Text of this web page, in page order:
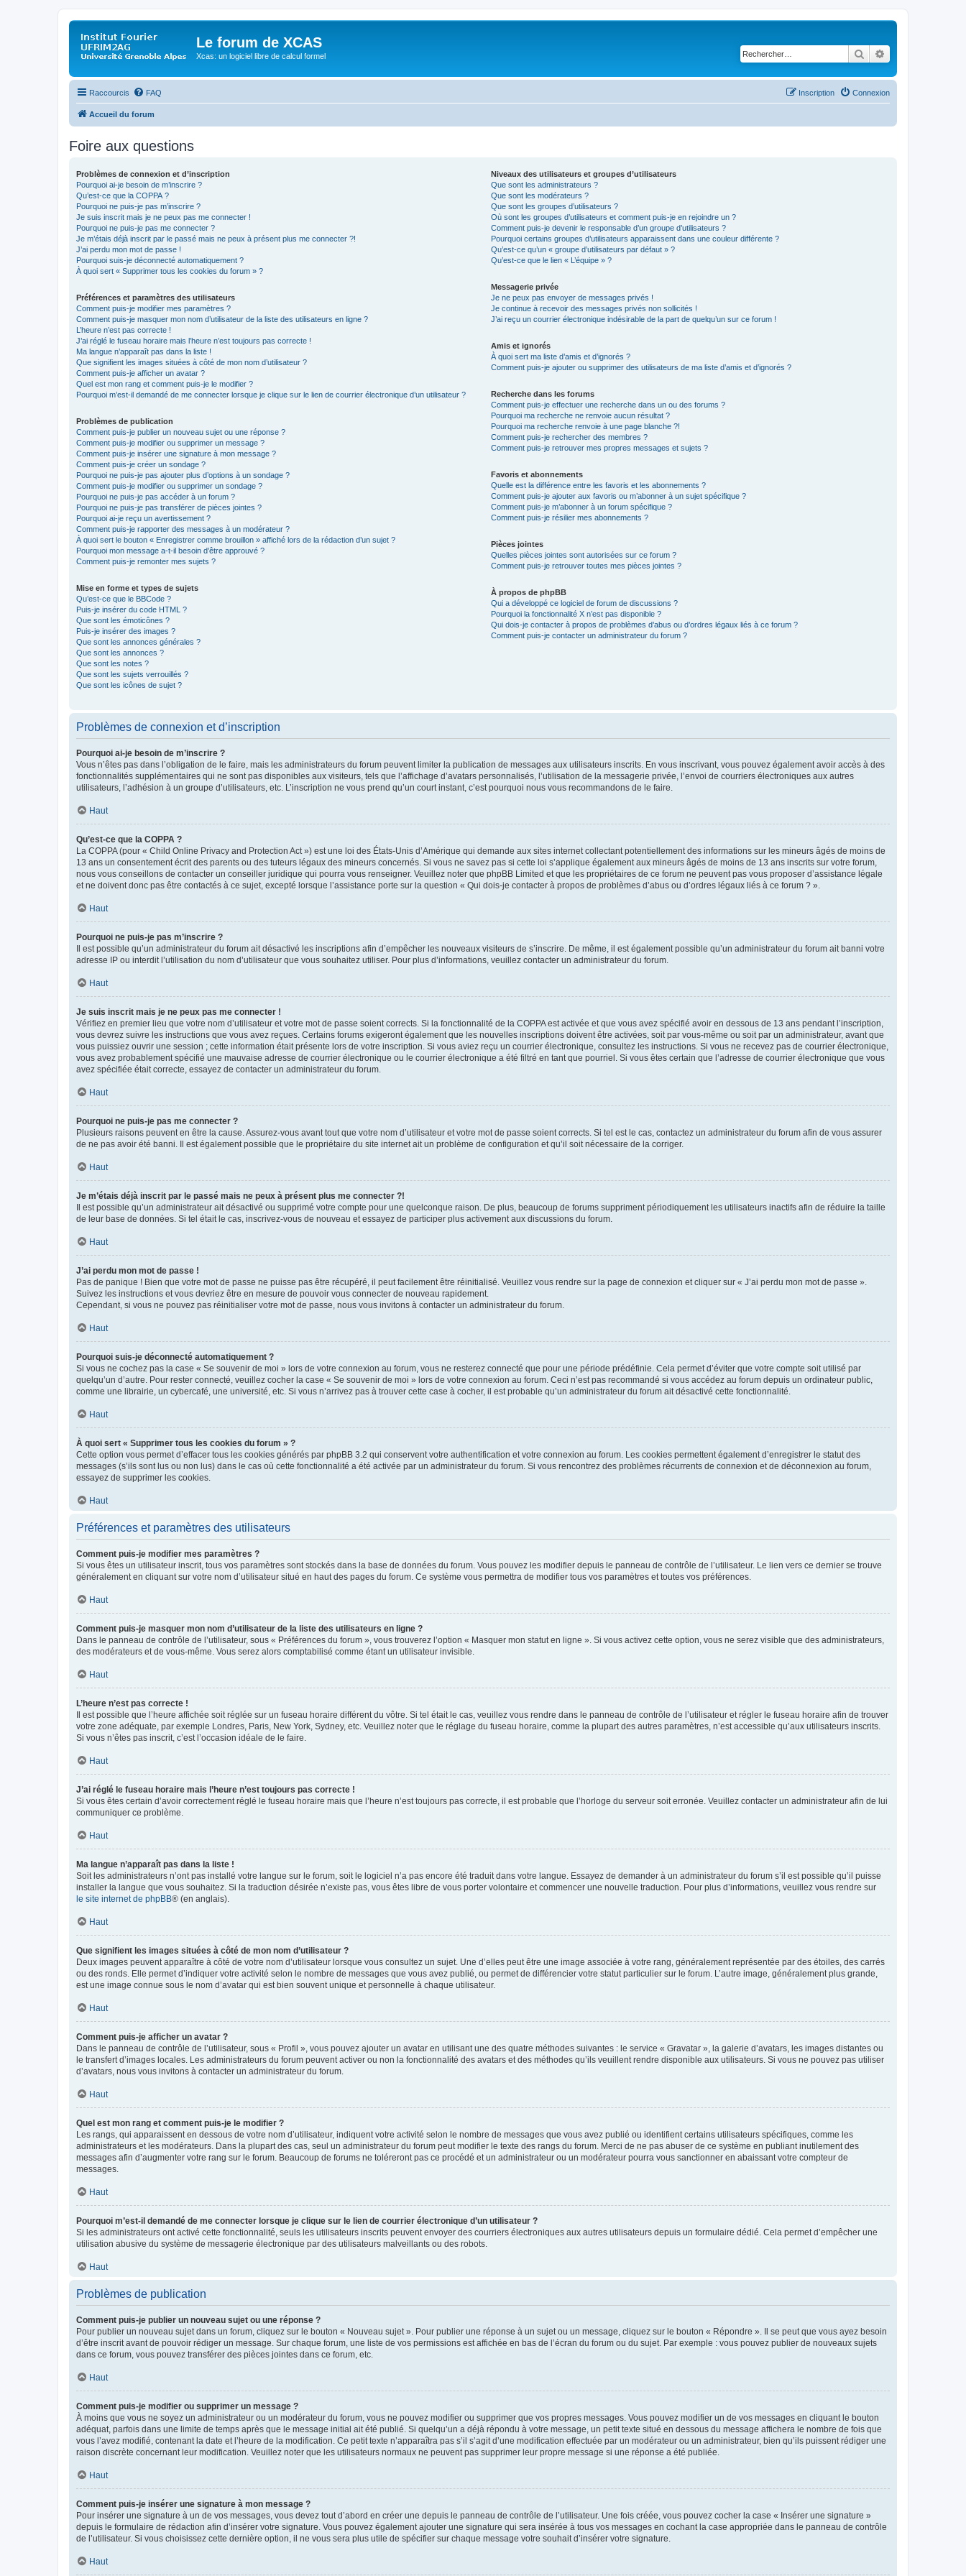
Le forum de XCAS
Xcas: un logiciel libre de calcul formel Rechercher
Raccourcis FAQ Connexion
Inscription
Accueil du forum
Foire aux questions
Problèmes de connexion et d’inscription
Pourquoi ai-je besoin de m’inscrire ?
Qu’est-ce que la COPPA ?
Pourquoi ne puis-je pas m’inscrire ?
Je suis inscrit mais je ne peux pas me connecter !
Pourquoi ne puis-je pas me connecter ?
Je m’étais déjà inscrit par le passé mais ne peux à présent plus me connecter ?!
J’ai perdu mon mot de passe !
Pourquoi suis-je déconnecté automatiquement ?
À quoi sert « Supprimer tous les cookies du forum » ?
Préférences et paramètres des utilisateurs
Comment puis-je modifier mes paramètres ?
Comment puis-je masquer mon nom d’utilisateur de la liste des utilisateurs en ligne ?
L’heure n’est pas correcte !
J’ai réglé le fuseau horaire mais l’heure n’est toujours pas correcte !
Ma langue n’apparaît pas dans la liste !
Que signifient les images situées à côté de mon nom d’utilisateur ?
Comment puis-je afficher un avatar ?
Quel est mon rang et comment puis-je le modifier ?
Pourquoi m’est-il demandé de me connecter lorsque je clique sur le lien de courrier électronique d’un utilisateur ?
Problèmes de publication
Comment puis-je publier un nouveau sujet ou une réponse ?
Comment puis-je modifier ou supprimer un message ?
Comment puis-je insérer une signature à mon message ?
Comment puis-je créer un sondage ?
Pourquoi ne puis-je pas ajouter plus d’options à un sondage ?
Comment puis-je modifier ou supprimer un sondage ?
Pourquoi ne puis-je pas accéder à un forum ?
Pourquoi ne puis-je pas transférer de pièces jointes ?
Pourquoi ai-je reçu un avertissement ?
Comment puis-je rapporter des messages à un modérateur ?
À quoi sert le bouton « Enregistrer comme brouillon » affiché lors de la rédaction d’un sujet ?
Pourquoi mon message a-t-il besoin d’être approuvé ?
Comment puis-je remonter mes sujets ?
Mise en forme et types de sujets
Qu’est-ce que le BBCode ?
Puis-je insérer du code HTML ?
Que sont les émoticônes ?
Puis-je insérer des images ?
Que sont les annonces générales ?
Que sont les annonces ?
Que sont les notes ?
Que sont les sujets verrouillés ?
Que sont les icônes de sujet ?
Niveaux des utilisateurs et groupes d’utilisateurs
Que sont les administrateurs ?
Que sont les modérateurs ?
Que sont les groupes d’utilisateurs ?
Où sont les groupes d’utilisateurs et comment puis-je en rejoindre un ?
Comment puis-je devenir le responsable d’un groupe d’utilisateurs ?
Pourquoi certains groupes d’utilisateurs apparaissent dans une couleur différente ?
Qu’est-ce qu’un « groupe d’utilisateurs par défaut » ?
Qu’est-ce que le lien « L’équipe » ?
Messagerie privée
Je ne peux pas envoyer de messages privés !
Je continue à recevoir des messages privés non sollicités !
J’ai reçu un courrier électronique indésirable de la part de quelqu’un sur ce forum !
Amis et ignorés
À quoi sert ma liste d’amis et d’ignorés ?
Comment puis-je ajouter ou supprimer des utilisateurs de ma liste d’amis et d’ignorés ?
Recherche dans les forums
Comment puis-je effectuer une recherche dans un ou des forums ?
Pourquoi ma recherche ne renvoie aucun résultat ?
Pourquoi ma recherche renvoie à une page blanche ?!
Comment puis-je rechercher des membres ?
Comment puis-je retrouver mes propres messages et sujets ?
Favoris et abonnements
Quelle est la différence entre les favoris et les abonnements ?
Comment puis-je ajouter aux favoris ou m’abonner à un sujet spécifique ?
Comment puis-je m’abonner à un forum spécifique ?
Comment puis-je résilier mes abonnements ?
Pièces jointes
Quelles pièces jointes sont autorisées sur ce forum ?
Comment puis-je retrouver toutes mes pièces jointes ?
À propos de phpBB
Qui a développé ce logiciel de forum de discussions ?
Pourquoi la fonctionnalité X n’est pas disponible ?
Qui dois-je contacter à propos de problèmes d’abus ou d’ordres légaux liés à ce forum ?
Comment puis-je contacter un administrateur du forum ?
Problèmes de connexion et d’inscription
Pourquoi ai-je besoin de m’inscrire ?
Vous n’êtes pas dans l’obligation de le faire, mais les administrateurs du forum peuvent limiter la publication de messages aux utilisateurs inscrits. En vous inscrivant, vous pouvez également avoir accès à des
fonctionnalités supplémentaires qui ne sont pas disponibles aux visiteurs, tels que l’affichage d’avatars personnalisés, l’utilisation de la messagerie privée, l’envoi de courriers électroniques aux autres
utilisateurs, l’adhésion à un groupe d’utilisateurs, etc. L’inscription ne vous prend qu’un court instant, c’est pourquoi nous vous recommandons de le faire.
Haut
Qu’est-ce que la COPPA ?
La COPPA (pour « Child Online Privacy and Protection Act ») est une loi des États-Unis d’Amérique qui demande aux sites internet collectant potentiellement des informations sur les mineurs âgés de moins de
13 ans un consentement écrit des parents ou des tuteurs légaux des mineurs concernés. Si vous ne savez pas si cette loi s’applique également aux mineurs âgés de moins de 13 ans inscrits sur votre forum,
nous vous conseillons de contacter un conseiller juridique qui pourra vous renseigner. Veuillez noter que phpBB Limited et que les propriétaires de ce forum ne peuvent pas vous proposer d’assistance légale
et ne doivent donc pas être contactés à ce sujet, excepté lorsque l’assistance porte sur la question « Qui dois-je contacter à propos de problèmes d’abus ou d’ordres légaux liés à ce forum ? ».
Haut
Pourquoi ne puis-je pas m’inscrire ?
Il est possible qu’un administrateur du forum ait désactivé les inscriptions afin d’empêcher les nouveaux visiteurs de s’inscrire. De même, il est également possible qu’un administrateur du forum ait banni votre
adresse IP ou interdit l’utilisation du nom d’utilisateur que vous souhaitez utiliser. Pour plus d’informations, veuillez contacter un administrateur du forum.
Haut
Je suis inscrit mais je ne peux pas me connecter !
Vérifiez en premier lieu que votre nom d’utilisateur et votre mot de passe soient corrects. Si la fonctionnalité de la COPPA est activée et que vous avez spécifié avoir en dessous de 13 ans pendant l’inscription,
vous devrez suivre les instructions que vous avez reçues. Certains forums exigeront également que les nouvelles inscriptions doivent être activées, soit par vous-même ou soit par un administrateur, avant que
vous puissiez ouvrir une session ; cette information était présente lors de votre inscription. Si vous aviez reçu un courrier électronique, consultez les instructions. Si vous ne recevez pas de courrier électronique,
vous avez probablement spécifié une mauvaise adresse de courrier électronique ou le courrier électronique a été filtré en tant que pourriel. Si vous êtes certain que l’adresse de courrier électronique que vous
avez spécifiée était correcte, essayez de contacter un administrateur du forum.
Haut
Pourquoi ne puis-je pas me connecter ?
Plusieurs raisons peuvent en être la cause. Assurez-vous avant tout que votre nom d’utilisateur et votre mot de passe soient corrects. Si tel est le cas, contactez un administrateur du forum afin de vous assurer
de ne pas avoir été banni. Il est également possible que le propriétaire du site internet ait un problème de configuration et qu’il soit nécessaire de la corriger.
Haut
Je m’étais déjà inscrit par le passé mais ne peux à présent plus me connecter ?!
Il est possible qu’un administrateur ait désactivé ou supprimé votre compte pour une quelconque raison. De plus, beaucoup de forums suppriment périodiquement les utilisateurs inactifs afin de réduire la taille
de leur base de données. Si tel était le cas, inscrivez-vous de nouveau et essayez de participer plus activement aux discussions du forum.
Haut
J’ai perdu mon mot de passe !
Pas de panique ! Bien que votre mot de passe ne puisse pas être récupéré, il peut facilement être réinitialisé. Veuillez vous rendre sur la page de connexion et cliquer sur « J’ai perdu mon mot de passe ».
Suivez les instructions et vous devriez être en mesure de pouvoir vous connecter de nouveau rapidement.
Cependant, si vous ne pouvez pas réinitialiser votre mot de passe, nous vous invitons à contacter un administrateur du forum.
Haut
Pourquoi suis-je déconnecté automatiquement ?
Si vous ne cochez pas la case « Se souvenir de moi » lors de votre connexion au forum, vous ne resterez connecté que pour une période prédéfinie. Cela permet d’éviter que votre compte soit utilisé par
quelqu’un d’autre. Pour rester connecté, veuillez cocher la case « Se souvenir de moi » lors de votre connexion au forum. Ceci n’est pas recommandé si vous accédez au forum depuis un ordinateur public,
comme une librairie, un cybercafé, une université, etc. Si vous n’arrivez pas à trouver cette case à cocher, il est probable qu’un administrateur du forum ait désactivé cette fonctionnalité.
Haut
À quoi sert « Supprimer tous les cookies du forum » ?
Cette option vous permet d’effacer tous les cookies générés par phpBB 3.2 qui conservent votre authentification et votre connexion au forum. Les cookies permettent également d’enregistrer le statut des
messages (s’ils sont lus ou non lus) dans le cas où cette fonctionnalité a été activée par un administrateur du forum. Si vous rencontrez des problèmes récurrents de connexion et de déconnexion au forum,
essayez de supprimer les cookies.
Haut
Préférences et paramètres des utilisateurs
Comment puis-je modifier mes paramètres ?
Si vous êtes un utilisateur inscrit, tous vos paramètres sont stockés dans la base de données du forum. Vous pouvez les modifier depuis le panneau de contrôle de l’utilisateur. Le lien vers ce dernier se trouve
généralement en cliquant sur votre nom d’utilisateur situé en haut des pages du forum. Ce système vous permettra de modifier tous vos paramètres et toutes vos préférences.
Haut
Comment puis-je masquer mon nom d’utilisateur de la liste des utilisateurs en ligne ?
Dans le panneau de contrôle de l’utilisateur, sous « Préférences du forum », vous trouverez l’option « Masquer mon statut en ligne ». Si vous activez cette option, vous ne serez visible que des administrateurs,
des modérateurs et de vous-même. Vous serez alors comptabilisé comme étant un utilisateur invisible.
Haut
L’heure n’est pas correcte !
Il est possible que l’heure affichée soit réglée sur un fuseau horaire différent du vôtre. Si tel était le cas, veuillez vous rendre dans le panneau de contrôle de l’utilisateur et régler le fuseau horaire afin de trouver
votre zone adéquate, par exemple Londres, Paris, New York, Sydney, etc. Veuillez noter que le réglage du fuseau horaire, comme la plupart des autres paramètres, n’est accessible qu’aux utilisateurs inscrits.
Si vous n’êtes pas inscrit, c’est l’occasion idéale de le faire.
Haut
J’ai réglé le fuseau horaire mais l’heure n’est toujours pas correcte !
Si vous êtes certain d’avoir correctement réglé le fuseau horaire mais que l’heure n’est toujours pas correcte, il est probable que l’horloge du serveur soit erronée. Veuillez contacter un administrateur afin de lui
communiquer ce problème.
Haut
Ma langue n’apparaît pas dans la liste !
Soit les administrateurs n’ont pas installé votre langue sur le forum, soit le logiciel n’a pas encore été traduit dans votre langue. Essayez de demander à un administrateur du forum s’il est possible qu’il puisse
installer la langue que vous souhaitez. Si la traduction désirée n’existe pas, vous êtes libre de vous porter volontaire et commencer une nouvelle traduction. Pour plus d’informations, veuillez vous rendre sur
le site internet de phpBB® (en anglais).
Haut
Que signifient les images situées à côté de mon nom d’utilisateur ?
Deux images peuvent apparaître à côté de votre nom d’utilisateur lorsque vous consultez un sujet. Une d’elles peut être une image associée à votre rang, généralement représentée par des étoiles, des carrés
ou des ronds. Elle permet d’indiquer votre activité selon le nombre de messages que vous avez publié, ou permet de différencier votre statut particulier sur le forum. L’autre image, généralement plus grande,
est une image connue sous le nom d’avatar qui est bien souvent unique et personnelle à chaque utilisateur.
Haut
Comment puis-je afficher un avatar ?
Dans le panneau de contrôle de l’utilisateur, sous « Profil », vous pouvez ajouter un avatar en utilisant une des quatre méthodes suivantes : le service « Gravatar », la galerie d’avatars, les images distantes ou
le transfert d’images locales. Les administrateurs du forum peuvent activer ou non la fonctionnalité des avatars et des méthodes qu’ils veuillent rendre disponible aux utilisateurs. Si vous ne pouvez pas utiliser
d’avatars, nous vous invitons à contacter un administrateur du forum.
Haut
Quel est mon rang et comment puis-je le modifier ?
Les rangs, qui apparaissent en dessous de votre nom d’utilisateur, indiquent votre activité selon le nombre de messages que vous avez publié ou identifient certains utilisateurs spécifiques, comme les
administrateurs et les modérateurs. Dans la plupart des cas, seul un administrateur du forum peut modifier le texte des rangs du forum. Merci de ne pas abuser de ce système en publiant inutilement des
messages afin d’augmenter votre rang sur le forum. Beaucoup de forums ne toléreront pas ce procédé et un administrateur ou un modérateur pourra vous sanctionner en abaissant votre compteur de
messages.
Haut
Pourquoi m’est-il demandé de me connecter lorsque je clique sur le lien de courrier électronique d’un utilisateur ?
Si les administrateurs ont activé cette fonctionnalité, seuls les utilisateurs inscrits peuvent envoyer des courriers électroniques aux autres utilisateurs depuis un formulaire dédié. Cela permet d’empêcher une
utilisation abusive du système de messagerie électronique par des utilisateurs malveillants ou des robots.
Haut
Problèmes de publication
Comment puis-je publier un nouveau sujet ou une réponse ?
Pour publier un nouveau sujet dans un forum, cliquez sur le bouton « Nouveau sujet ». Pour publier une réponse à un sujet ou un message, cliquez sur le bouton « Répondre ». Il se peut que vous ayez besoin
d’être inscrit avant de pouvoir rédiger un message. Sur chaque forum, une liste de vos permissions est affichée en bas de l’écran du forum ou du sujet. Par exemple : vous pouvez publier de nouveaux sujets
dans ce forum, vous pouvez transférer des pièces jointes dans ce forum, etc.
Haut
Comment puis-je modifier ou supprimer un message ?
À moins que vous ne soyez un administrateur ou un modérateur du forum, vous ne pouvez modifier ou supprimer que vos propres messages. Vous pouvez modifier un de vos messages en cliquant le bouton
adéquat, parfois dans une limite de temps après que le message initial ait été publié. Si quelqu’un a déjà répondu à votre message, un petit texte situé en dessous du message affichera le nombre de fois que
vous l’avez modifié, contenant la date et l’heure de la modification. Ce petit texte n’apparaîtra pas s’il s’agit d’une modification effectuée par un modérateur ou un administrateur, bien qu’ils puissent rédiger une
raison discrète concernant leur modification. Veuillez noter que les utilisateurs normaux ne peuvent pas supprimer leur propre message si une réponse a été publiée.
Haut
Comment puis-je insérer une signature à mon message ?
Pour insérer une signature à un de vos messages, vous devez tout d’abord en créer une depuis le panneau de contrôle de l’utilisateur. Une fois créée, vous pouvez cocher la case « Insérer une signature »
depuis le formulaire de rédaction afin d’insérer votre signature. Vous pouvez également ajouter une signature qui sera insérée à tous vos messages en cochant la case appropriée dans le panneau de contrôle
de l’utilisateur. Si vous choisissez cette dernière option, il ne vous sera plus utile de spécifier sur chaque message votre souhait d’insérer votre signature.
Haut